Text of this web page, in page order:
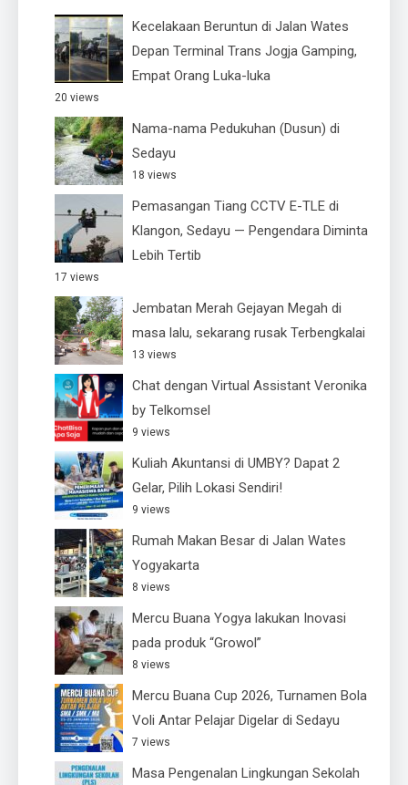
Kecelakaan Beruntun di Jalan Wates
Depan Terminal Trans Jogja Gamping,
Empat Orang Luka-luka
20 views
Nama-nama Pedukuhan (Dusun) di
Sedayu
18 views
Pemasangan Tiang CCTV E-TLE di
Klangon, Sedayu — Pengendara Diminta
Lebih Tertib
17 views
Jembatan Merah Gejayan Megah di
masa lalu, sekarang rusak Terbengkalai
13 views
Chat dengan Virtual Assistant Veronika
by Telkomsel
9 views
Kuliah Akuntansi di UMBY? Dapat 2
Gelar, Pilih Lokasi Sendiri!
9 views
Rumah Makan Besar di Jalan Wates
Yogyakarta
8 views
Mercu Buana Yogya lakukan Inovasi
pada produk “Growol”
8 views
Mercu Buana Cup 2026, Turnamen Bola
Voli Antar Pelajar Digelar di Sedayu
7 views
Masa Pengenalan Lingkungan Sekolah